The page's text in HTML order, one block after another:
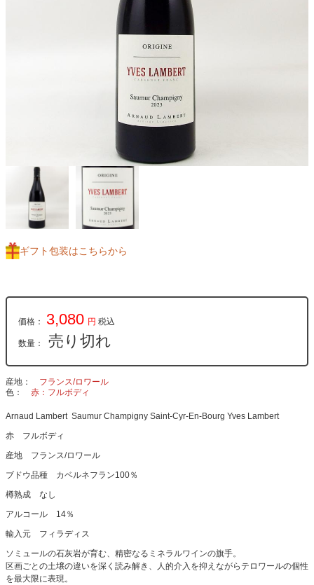
ギフト包装はこちらから
価格： 3,080 円 税込
数量： 売り切れ
産地
フランス/ロワール
色
赤：フルボディ
Arnaud Lambert Saumur Champigny Saint-Cyr-En-Bourg Yves Lambert
赤 フルボディ
産地 フランス/ロワール
ブドウ品種 カベルネフラン100％
樽熟成 なし
アルコール 14％
輸入元 フィラディス
ソミュールの石灰岩が育む、精密なるミネラルワインの旗手。
区画ごとの土壌の違いを深く読み解き、人的介入を抑えながらテロワールの個性
を最大限に表現。